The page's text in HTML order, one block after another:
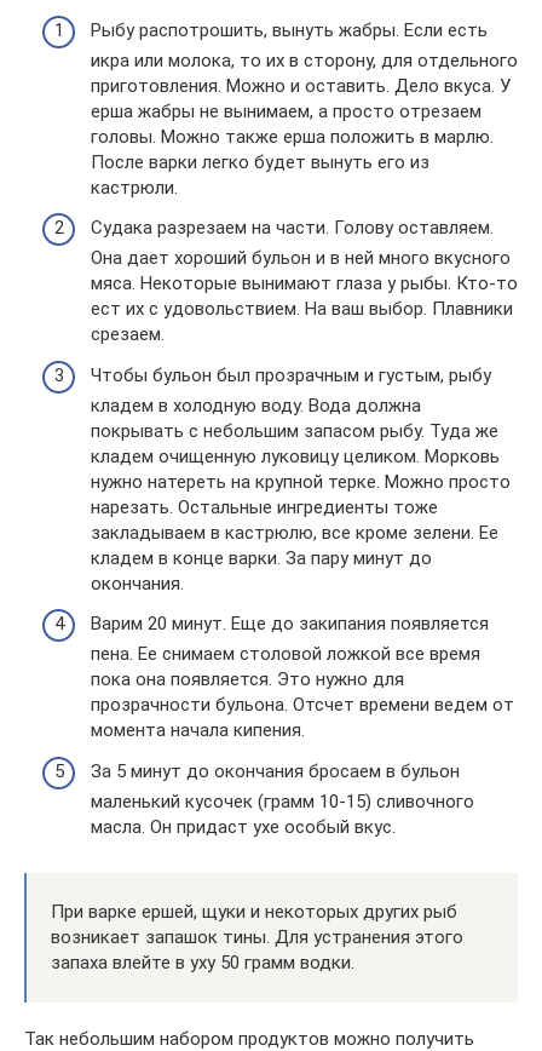
Рыбу распотрошить, вынуть жабры. Если есть
икра или молока, то их в сторону, для отдельного
приготовления. Можно и оставить. Дело вкуса. У
ерша жабры не вынимаем, а просто отрезаем
головы. Можно также ерша положить в марлю.
После варки легко будет вынуть его из
кастрюли.
Судака разрезаем на части. Голову оставляем.
Она дает хороший бульон и в ней много вкусного
мяса. Некоторые вынимают глаза у рыбы. Кто-то
ест их с удовольствием. На ваш выбор. Плавники
срезаем.
Чтобы бульон был прозрачным и густым, рыбу
кладем в холодную воду. Вода должна
покрывать с небольшим запасом рыбу. Туда же
кладем очищенную луковицу целиком. Морковь
нужно натереть на крупной терке. Можно просто
нарезать. Остальные ингредиенты тоже
закладываем в кастрюлю, все кроме зелени. Ее
кладем в конце варки. За пару минут до
окончания.
Варим 20 минут. Еще до закипания появляется
пена. Ее снимаем столовой ложкой все время
пока она появляется. Это нужно для
прозрачности бульона. Отсчет времени ведем от
момента начала кипения.
За 5 минут до окончания бросаем в бульон
маленький кусочек (грамм 10-15) сливочного
масла. Он придаст ухе особый вкус.
При варке ершей, щуки и некоторых других рыб
возникает запашок тины. Для устранения этого
запаха влейте в уху 50 грамм водки.
Так небольшим набором продуктов можно получить